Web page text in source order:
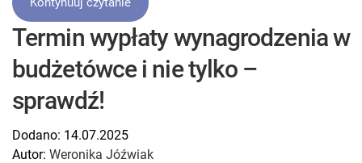
Termin wypłaty wynagrodzenia w
budżetówce i nie tylko –
sprawdź!
Dodano: 14.07.2025
Autor: Weronika Jóźwiak